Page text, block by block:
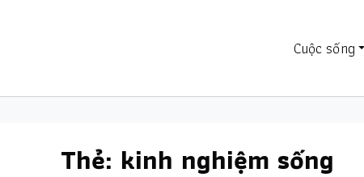
Cuộc sống
Thẻ: kinh nghiệm sống